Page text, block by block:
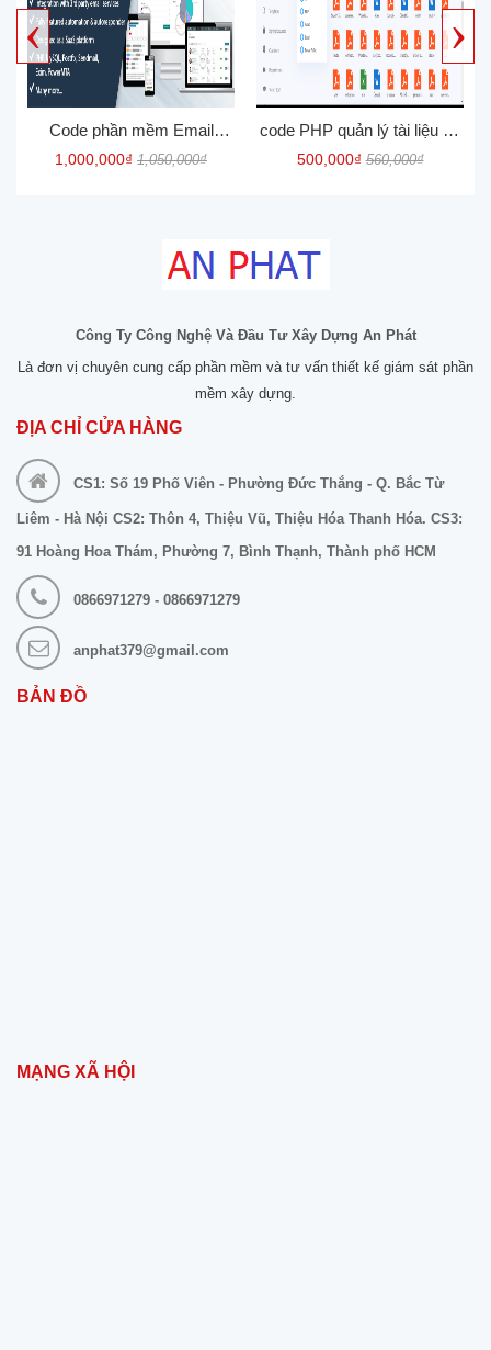
Code phần mềm Email
Marketing Web Application
1,000,000₫ 1,050,000₫
code PHP quản lý tài liệu số
hóa chất lượng
500,000₫ 560,000₫
‹ ›
Công Ty Công Nghệ Và Đầu Tư Xây Dựng An Phát
Là đơn vị chuyên cung cấp phần mềm và tư vấn thiết kế giám sát phần
mềm xây dựng.
ĐỊA CHỈ CỬA HÀNG
CS1: Số 19 Phố Viên - Phường Đức Thắng - Q. Bắc Từ
Liêm - Hà Nội CS2: Thôn 4, Thiệu Vũ, Thiệu Hóa Thanh Hóa. CS3:
91 Hoàng Hoa Thám, Phường 7, Bình Thạnh, Thành phố HCM
0866971279 - 0866971279
anphat379@gmail.com
BẢN ĐỒ
MẠNG XÃ HỘI